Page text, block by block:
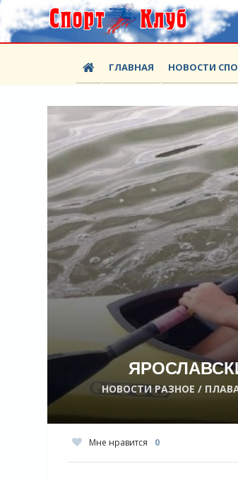
ГЛАВНАЯ НОВОСТИ
НОВОСТИ РАЗНОЕ /
Мне нравится 0